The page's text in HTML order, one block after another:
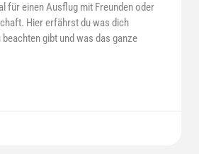
für einen Ausflug mit Freunden oder
Hier erfährst du was dich
gibt und was das ganze